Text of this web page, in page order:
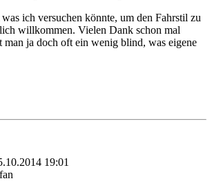
ich versuchen könnte, um den Fahrstil zu
willkommen. Vielen Dank schon mal
man ja doch oft ein wenig blind, was eigene
19:01